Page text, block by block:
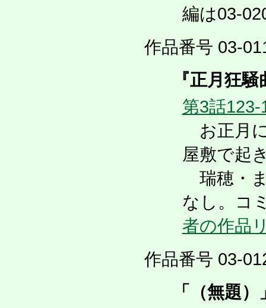
編は03-
作品番号 03-
『正月狂騒
第3話123-
お正月
屋敷で起
瑞穂・
なし。コ
者の作品
作品番号 03-
「（無題）